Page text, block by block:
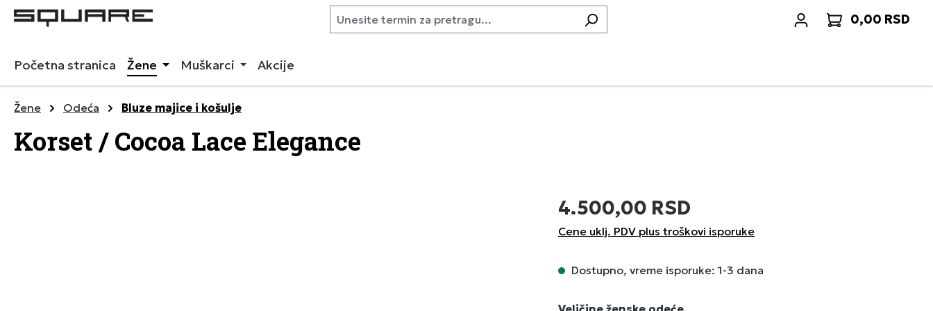
Preskoči na glavnu navigaciju 0,00 RSD
Početna stranica Žene Muškarci Akcije
Žene Odeća Bluze majice i košulje
Korset / Cocoa Lace Elegance
4.500,00 RSD
Cene uklj. PDV plus troškovi isporuke
Dostupno, vreme isporuke: 1-3 dana
Izaberi